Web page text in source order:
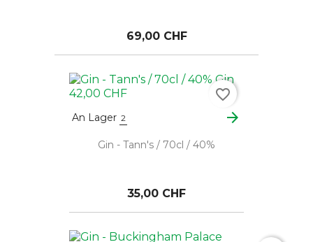
69,00 CHF
An Lager 2 arrow_forward
Gin - Tann's / 70cl / 40%
35,00 CHF
favorite_border